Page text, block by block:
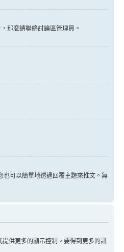
那麼請聯絡討論區管理員。
也可以簡單地透過回覆主題來推文。無
供更多的顯示控制。要得到更多的訊